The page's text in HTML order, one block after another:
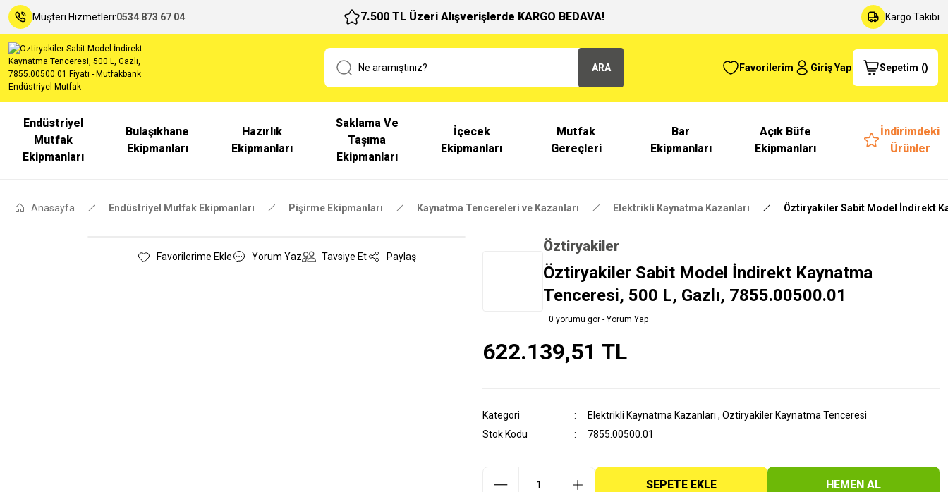
Müşteri Hizmetleri:0534 873 67 04 7.500 TL Üzeri Alışverişlerde KARGO BEDAVA! Kargo Takibi
ARA Favorilerim Giriş Yap Sepetim ()
Endüstriyel
Mutfak
Ekipmanları
Bulaşıkhane
Ekipmanları
Hazırlık
Ekipmanları
Saklama Ve
Taşıma
Ekipmanları
İçecek
Ekipmanları
Mutfak
Gereçleri
Bar
Ekipmanları
Açık Büfe
Ekipmanları
İndirimdeki
Ürünler
Anasayfa Endüstriyel Mutfak Ekipmanları Pişirme Ekipmanları Kaynatma Tencereleri ve Kazanları Elektrikli Kaynatma Kazanları Öztiryakiler Sabit Model İndirekt
Yorum Yaz Tavsiye Et Paylaş
Öztiryakiler
Öztiryakiler Sabit Model İndirekt Kaynatma
Tenceresi, 500 L, Gazlı, 7855.00500.01
0 yorumu gör - Yorum Yap
622.139,51 TL
Kategori Elektrikli Kaynatma Kazanları , Öztiryakiler Kaynatma Tenceresi
Stok Kodu
7855.00500.01
SEPETE EKLE HEMEN AL